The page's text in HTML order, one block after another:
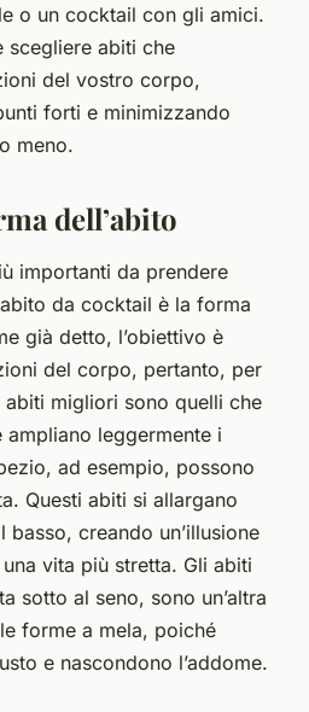
o un cocktail con gli amici.
scegliere abiti che
del vostro corpo,
forti e minimizzando
meno.
dell’abito
importanti da prendere
da cocktail è la forma
già detto, l’obiettivo è
del corpo, pertanto, per
migliori sono quelli che
leggermente i
ad esempio, possono
Questi abiti si allargano
creando un’illusione
vita più stretta. Gli abiti
sotto al seno, sono un’altra
forme a mela, poiché
e nascondono l’addome.